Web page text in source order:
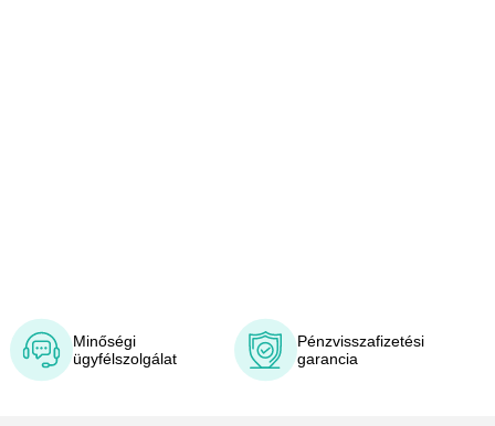
Minőségi
ügyfélszolgálat
Pénzvisszafizetési
garancia